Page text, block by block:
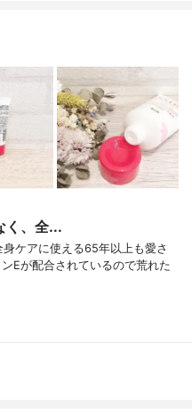
く、全...
ケアに使える65年以上も愛さ
Eが配合されているので荒れた